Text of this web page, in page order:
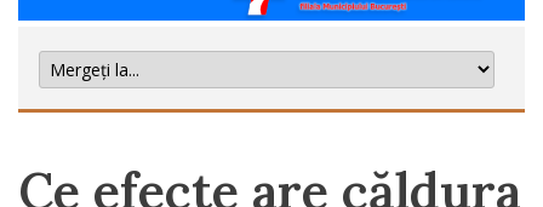
Ce efecte are căldura